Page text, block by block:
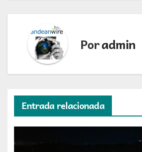
Poradmin
Entrada relacionada